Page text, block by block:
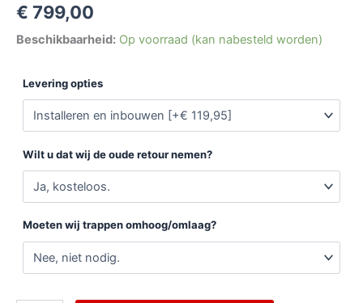
€ 799,00
Beschikbaarheid: Op voorraad (kan nabesteld worden)
Levering opties
Wilt u dat wij de oude retour nemen?
Moeten wij trappen omhoog/omlaag?